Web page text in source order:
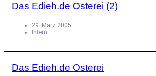
Das Edieh.de Osterei (2)
29. März 2005
Intern
Das Edieh.de Osterei